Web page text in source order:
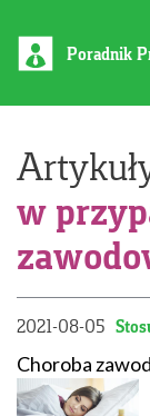
Poradnik
w
2021-08-05
Choroba